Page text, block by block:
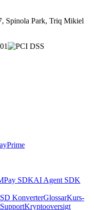
Spinola Park, Triq Mikiel
Prime
Pay SDKAI Agent SDK
KonverterGlossarKurs-
SupportKryptooversigt